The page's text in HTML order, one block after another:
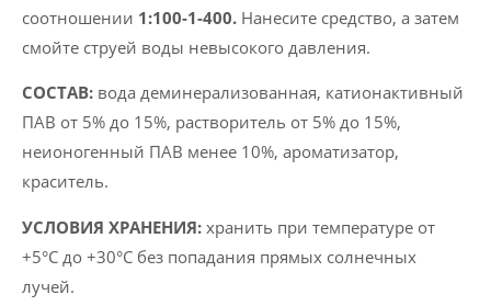
соотношении 1:100-1-400. Нанесите средство, а затем
смойте струей воды невысокого давления.
СОСТАВ: вода деминерализованная, катионактивный
ПАВ от 5% до 15%, растворитель от 5% до 15%,
неионогенный ПАВ менее 10%, ароматизатор,
краситель.
УСЛОВИЯ ХРАНЕНИЯ: хранить при температуре от
+5°C до +30°C без попадания прямых солнечных
лучей.